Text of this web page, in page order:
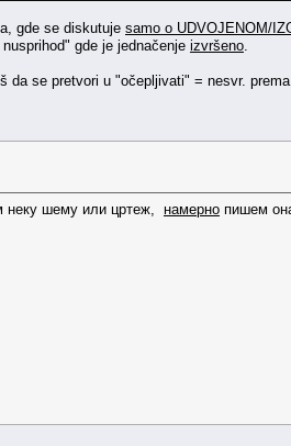
gde se diskutuje samo o UDVOJENOM/
gde je jednačenje izvršeno
se pretvori u "očepljivati" = nesvr.
неку шему или цртеж, намерно пишем